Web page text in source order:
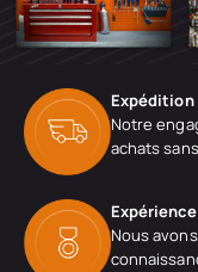
Expédition
Notre
achats
Expérience
Nous